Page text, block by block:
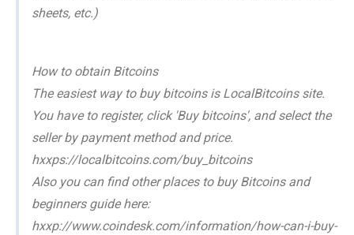
sheets, etc.)
How to obtain Bitcoins
The easiest way to buy bitcoins is LocalBitcoins site.
You have to register, click 'Buy bitcoins', and select the
seller by payment method and price.
hxxps://localbitcoins.com/buy_bitcoins
Also you can find other places to buy Bitcoins and
beginners guide here:
hxxp://www.coindesk.com/information/how-can-i-buy-